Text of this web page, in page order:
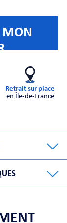
MON
Retrait sur place
en Île-de-France